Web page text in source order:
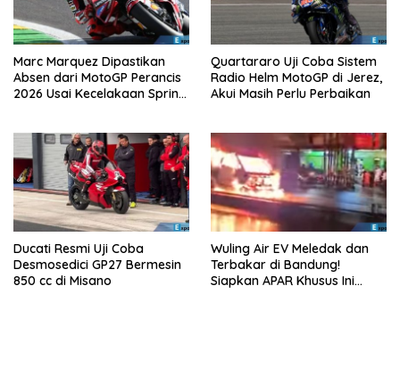
Marc Marquez Dipastikan
Absen dari MotoGP Perancis
2026 Usai Kecelakaan Sprint
Quartararo Uji Coba Sistem
Radio Helm MotoGP di Jerez,
Akui Masih Perlu Perbaikan
Ducati Resmi Uji Coba
Desmosedici GP27 Bermesin
850 cc di Misano
Wuling Air EV Meledak dan
Terbakar di Bandung!
Siapkan APAR Khusus Ini